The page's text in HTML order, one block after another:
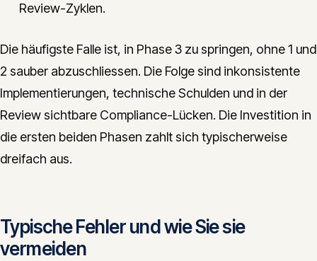
Review-Zyklen.
Die häufigste Falle ist, in Phase 3 zu springen, ohne 1 und
2 sauber abzuschliessen. Die Folge sind inkonsistente
Implementierungen, technische Schulden und in der
Review sichtbare Compliance-Lücken. Die Investition in
die ersten beiden Phasen zahlt sich typischerweise
dreifach aus.
Typische Fehler und wie Sie sie
vermeiden